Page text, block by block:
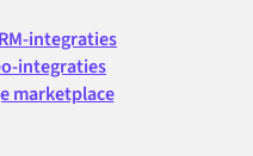
integraties
integraties
marketplace